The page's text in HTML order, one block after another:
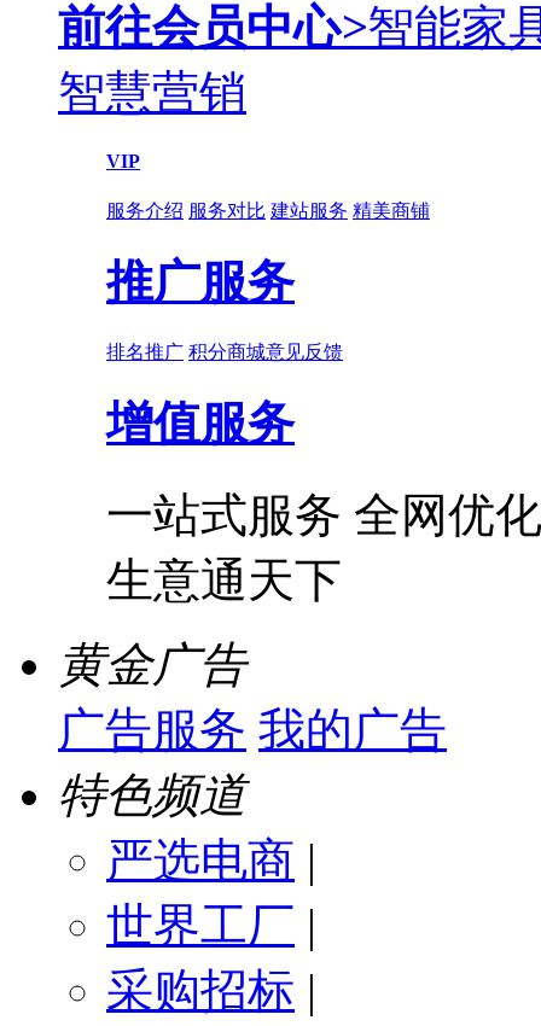
前往会员中心>智能家
智慧营销
VIP
服务介绍 服务对比 建站服务 精美商铺
推广服务
排名推广 积分商城意见反馈
增值服务
一站式服务 全网优
生意通天下
黄金广告
广告服务 我的广告
特色频道
严选电商 |
世界工厂 |
采购招标 |